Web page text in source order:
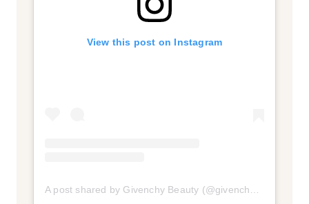
View this post on Instagram